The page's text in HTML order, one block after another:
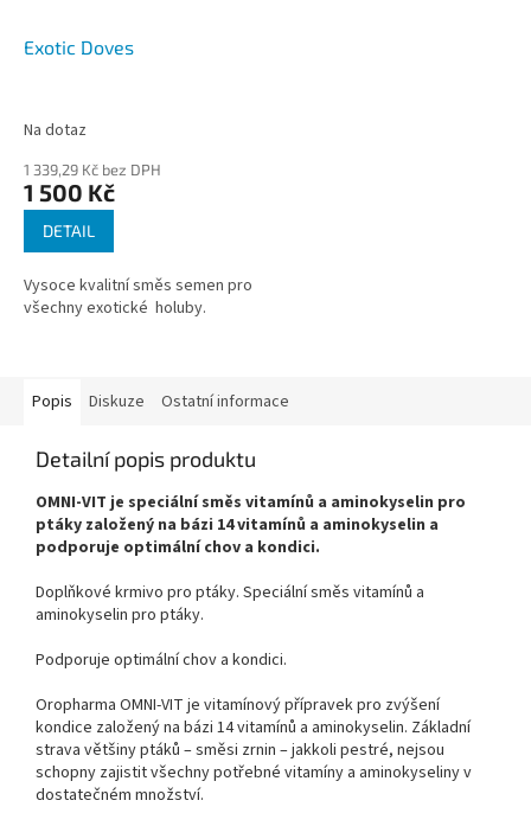
Exotic Doves
Na dotaz
1 339,29 Kč bez DPH
1 500 Kč
DETAIL
Vysoce kvalitní směs semen pro
všechny exotické holuby.
Popis Diskuze Ostatní informace
Detailní popis produktu
OMNI-VIT je speciální směs vitamínů a aminokyselin pro
ptáky založený na bázi 14 vitamínů a aminokyselin a
podporuje optimální chov a kondici.
Doplňkové krmivo pro ptáky. Speciální směs vitamínů a
aminokyselin pro ptáky.
Podporuje optimální chov a kondici.
Oropharma OMNI-VIT je vitamínový přípravek pro zvýšení
kondice založený na bázi 14 vitamínů a aminokyselin. Základní
strava většiny ptáků – směsi zrnin – jakkoli pestré, nejsou
schopny zajistit všechny potřebné vitamíny a aminokyseliny v
dostatečném množství.